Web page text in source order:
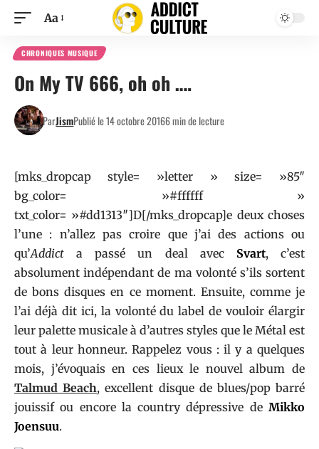
Aa
CHRONIQUES MUSIQUE
On My TV 666, oh oh ….
ParJismPublié le 14 octobre 20166 min de lecture
[mks_dropcap style= »letter » size= »85″
bg_color= »#ffffff »
txt_color= »#dd1313″]D[/mks_dropcap]e deux choses
l’une : n’allez pas croire que j’ai des actions ou
qu’Addict a passé un deal avec Svart, c’est
absolument indépendant de ma volonté s’ils sortent
de bons disques en ce moment. Ensuite, comme je
l’ai déjà dit ici, la volonté du label de vouloir élargir
leur palette musicale à d’autres styles que le Métal est
tout à leur honneur. Rappelez vous : il y a quelques
mois, j’évoquais en ces lieux le nouvel album de
Talmud Beach, excellent disque de blues/pop barré
jouissif ou encore la country dépressive de Mikko
Joensuu.